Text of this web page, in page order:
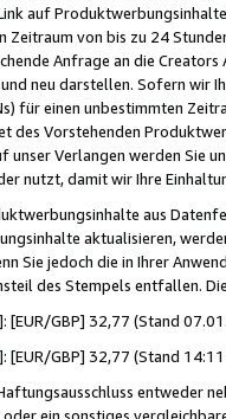
auf
Zeitraum von bis zu 24
Anfrage an die
neu darstellen. Sofern wir
für einen unbestimmten
des Vorstehenden
unser Verlangen werden Sie
nutzt, damit wir Ihre
aus
aktualisieren,
Sie jedoch die in Ihrer
des Stempels entfallen.
[EUR/GBP] 32,77 (Stand
[EUR/GBP] 32,77 (Stand
entweder
ein sonstiges